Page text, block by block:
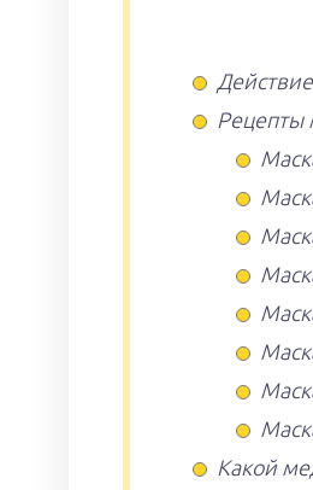
Рецепты
Какой